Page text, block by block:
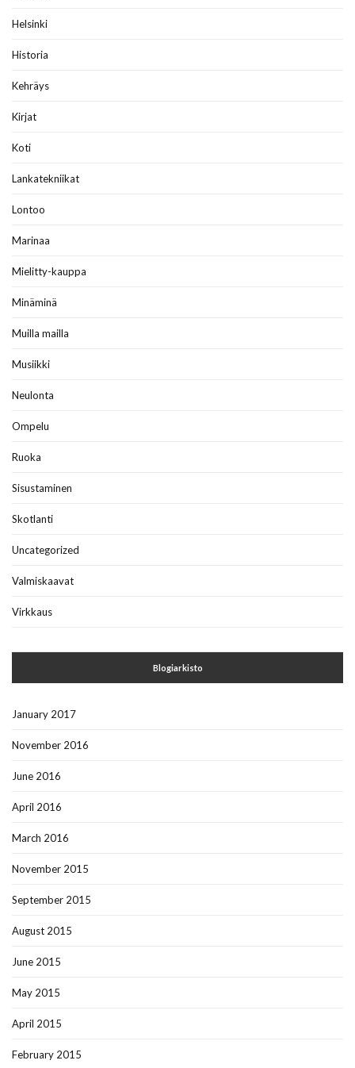
Helsinki
Historia
Kehräys
Kirjat
Koti
Lankatekniikat
Lontoo
Marinaa
Mielitty-kauppa
Minäminä
Muilla mailla
Musiikki
Neulonta
Ompelu
Ruoka
Sisustaminen
Skotlanti
Uncategorized
Valmiskaavat
Virkkaus
Blogiarkisto
January 2017
November 2016
June 2016
April 2016
March 2016
November 2015
September 2015
August 2015
June 2015
May 2015
April 2015
February 2015